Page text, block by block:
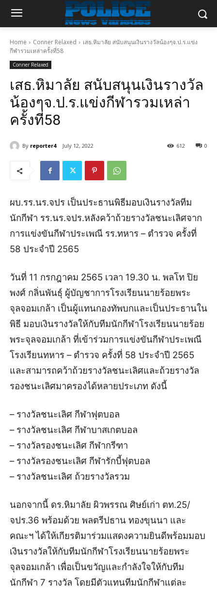
Home Conner Relaxed
เสธ.หิมาลัย สนับสนุนเงินรางวัลน้องๆจ.ป.ร.แข่ง
กีฬารวมเหล่าครั้งที่58
Conner Relaxed
เสธ.หิมาลัย สนับสนุนเงินรางวัล
น้องๆจ.ป.ร.แข่งกีฬารวมเหล่า
ครั้งที่58
By reporter4 July 12, 2022 0
612
ผบ.รร.นร.จปร เป็นประธานพิธีมอบเงินรางวัลทีม
นักกีฬา รร.นร.จปร.หลังคว้าถ้วยรางวัลชนะเลิศจาก
การแข่งขันกีฬาประเพณี รร.ทหาร – ตำรวจ ครั้งที่
58 ประจำปี 2565
วันที่ 11 กรกฎาคม 2565 เวลา 19.30 น. พลโท ปิย
พงศ์ กลิ่นพันธุ์ ผู้บัญชาการโรงเรียนนายร้อยพระ
จุลจอมเกล้า เป็นผู้แทนกองทัพบกและเป็นประธานใน
พิธี มอบเงินรางวัลให้กับทีมนักกีฬาโรงเรียนนายร้อย
พระจุลจอมเกล้า ที่เข้าร่วมการแข่งขันกีฬาประเพณี
โรงเรียนทหาร – ตำรวจ ครั้งที่ 58 ประจำปี 2565
และสามารถคว้าถ้วยรางวัลชนะเลิศและถ้วยรางวัล
รองชนะเลิศมาครองได้หลายประเภท ดังนี้
– รางวัลชนะเลิศ กีฬาฟุตบอล
– รางวัลชนะเลิศ กีฬาบาสเกตบอล
– รางวัลรองชนะเลิศ กีฬากรีฑา
– รางวัลรองชนะเลิศ กีฬารักบี้ฟุตบอล
– รางวัลชนะเลิศ ถ้วยรางวัลรวม
นอกจากนี้ ดร.หิมาลัย​ ผิวพรรณ ศิษย์เก่า ตท.25/
จปร.36 พร้อมด้วย พลตรีปธาน ทองขุนนา และ
คณะฯ ได้ให้เกียรติมาร่วมแสดงความยินดีพร้อมมอบ
เงินรางวัลให้กับทีมนักกีฬาโรงเรียนนายร้อยพระ
จุลจอมเกล้า เพื่อเป็นขวัญและกำลังใจให้กับทีม
นักกีฬา 7 รางวัล โดยมีตัวแทนทีมนักกีฬาแต่ละ